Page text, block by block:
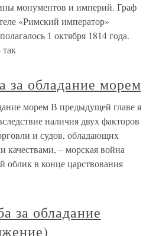
монументов и империй. Граф
«Римский император»
1 октября 1814 года.
за обладание морем
морем В предыдущей главе я
наличия двух факторов
и судов, обладающих
– морская война
облик в конце царствования
за обладание